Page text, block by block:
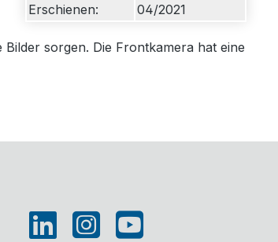
Erschienen:
04/2021
sorgen. Die Frontkamera hat eine